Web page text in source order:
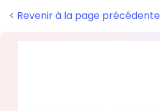
< Revenir à la page précédente